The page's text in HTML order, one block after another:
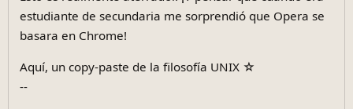
estudiante de secundaria me sorprendió que Opera se
basara en Chrome!
Aquí, un copy-paste de la filosofía UNIX ☆
--